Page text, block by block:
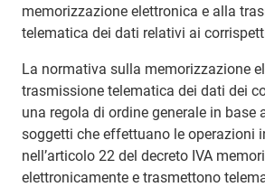
memorizzazione elettronica e alla
telematica dei dati relativi ai
La normativa sulla memorizzazione
trasmissione telematica dei dati dei
una regola di ordine generale in base
soggetti che effettuano le operazioni
nell’articolo 22 del decreto IVA
elettronicamente e trasmettono